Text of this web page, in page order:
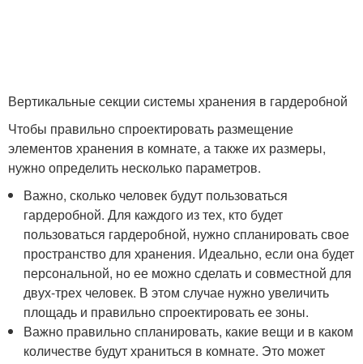
Вертикальные секции системы хранения в гардеробной
Чтобы правильно спроектировать размещение
элементов хранения в комнате, а также их размеры,
нужно определить несколько параметров.
Важно, сколько человек будут пользоваться
гардеробной. Для каждого из тех, кто будет
пользоваться гардеробной, нужно спланировать свое
пространство для хранения. Идеально, если она будет
персональной, но ее можно сделать и совместной для
двух-трех человек. В этом случае нужно увеличить
площадь и правильно спроектировать ее зоны.
Важно правильно спланировать, какие вещи и в каком
количестве будут храниться в комнате. Это может